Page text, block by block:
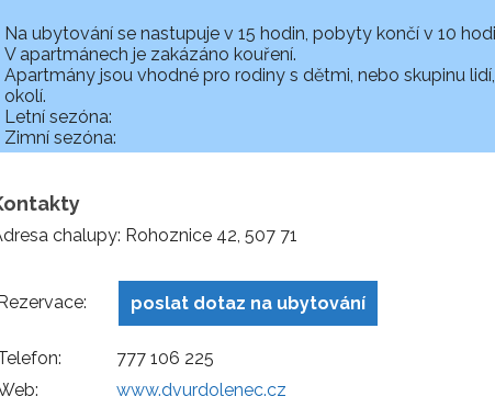
Na ubytování se nastupuje v 15 hodin, pobyty končí v 10
V apartmánech je zakázáno kouření.
Apartmány jsou vhodné pro rodiny s dětmi, nebo skupinu
okolí.
Letní sezóna:
Zimní sezóna:
chalupy: Rohoznice 42, 507 71
poslat dotaz na ubytování
777 106 225
www.dvurdolenec.cz